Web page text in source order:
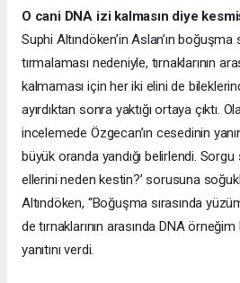
O cani DNA izi kalmasın diye
Suphi Altındöken’in Aslan’ın boğuşma
tırmalaması nedeniyle, tırnaklarının
kalmaması için her iki elini de
ayırdıktan sonra yaktığı ortaya çıktı.
incelemede Özgecan’ın cesedinin
büyük oranda yandığı belirlendi. Sorgu
ellerini neden kestin?’ sorusuna
Altındöken, “Boğuşma sırasında
de tırnaklarının arasında DNA
yanıtını verdi.